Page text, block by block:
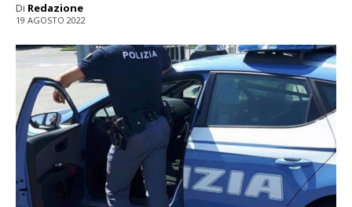
Di Redazione
19 AGOSTO 2022